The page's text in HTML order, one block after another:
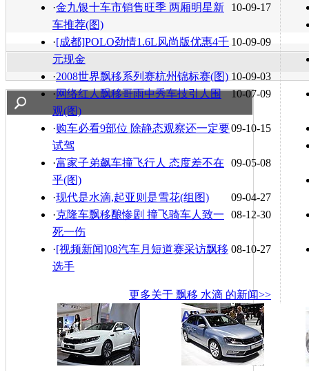
10-09-17
·金九银十车市销售旺季 两厢明星新
车推荐(图)
10-09-09
·[成都]POLO劲情1.6L风尚版优惠4千
元现金
10-09-03
·2008世界飘移系列赛杭州锦标赛(图)
10-07-09
·网络红人飘移哥雨中秀车技引人围
观(图)
09-10-15
·购车必看9部位 除静态观察还一定要
试驾
09-05-08
·富家子弟飙车撞飞行人 态度差不在
乎(图)
09-04-27
·现代是水滴,起亚则是雪花(组图)
08-12-30
·克隆车飘移酿惨剧 撞飞骑车人致一
死一伤
08-10-27
·[视频新闻]08汽车月短道赛采访飘移
选手
更多关于 飘移 水滴 的新闻>>